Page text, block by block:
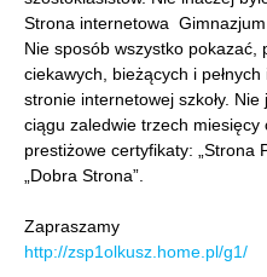
Strona internetowa Gimnazjum
Nie sposób wszystko pokazać,
ciekawych, bieżących i
stronie internetowej szkoły.
ciągu zaledwie trzech miesięcy
prestiżowe certyfikaty: „Strona
„Dobra Strona”.
Zapraszamy
http://zsp1olkusz.home.pl/g1/